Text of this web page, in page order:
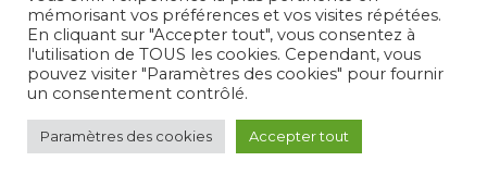
Choix des options Ajouter au panier
mémorisant vos préférences et vos visites répétées.
En cliquant sur "Accepter tout", vous consentez à
l'utilisation de TOUS les cookies. Cependant, vous
pouvez visiter "Paramètres des cookies" pour fournir
un consentement contrôlé.
Paramètres des cookies Accepter tout